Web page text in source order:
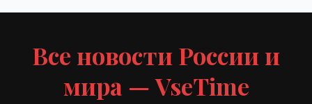
Все новости России и
мира — VseTime